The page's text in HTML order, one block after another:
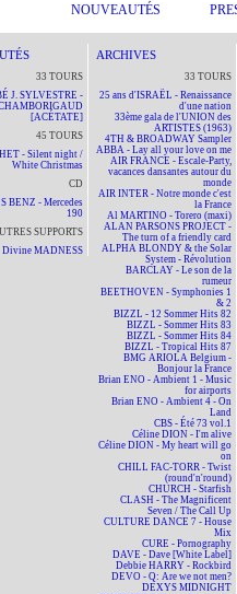
NOUVEAUTÉS
33 TOURS
J. SYLVESTRE -
[ACÉTATE]
45 TOURS
- Silent night /
White Christmas
CD
BENZ - Mercedes
190
SUPPORTS
Divine MADNESS
ARCHIVES
33 TOURS
25 ans d'ISRAËL - Renaissance
d'une nation
33ème gala de l'UNION des
ARTISTES (1963)
4TH & BROADWAY Sampler
ABBA - Lay all your love on me
AIR FRANCE - Escale-Party,
vacances dansantes autour du
monde
AIR INTER - Notre monde c'est
la France
Al MARTINO - Torero (maxi)
ALAN PARSONS PROJECT -
The turn of a friendly card
ALPHA BLONDY & the Solar
System - Révolution
BARCLAY - Le son de la
rumeur
BEETHOVEN - Symphonies 1
& 2
BIZZL - 12 Sommer Hits 82
BIZZL - Sommer Hits 83
BIZZL - Sommer Hits 84
BIZZL - Tropical Hits 87
BMG ARIOLA Belgium -
Bonjour la France
Brian ENO - Ambient 1 - Music
for airports
Brian ENO - Ambient 4 - On
Land
CBS - Été 73 vol.1
Céline DION - I'm alive
Céline DION - My heart will go
on
CHILL FAC-TORR - Twist
(round'n'round)
CHURCH - Starfish
CLASH - The Magnificent
Seven / The Call Up
CULTURE DANCE 7 - House
Mix
CURE - Pornography
DAVE - Dave [White Label]
Debbie HARRY - Rockbird
DEVO - Q: Are we not men?
DEXYS MIDNIGHT